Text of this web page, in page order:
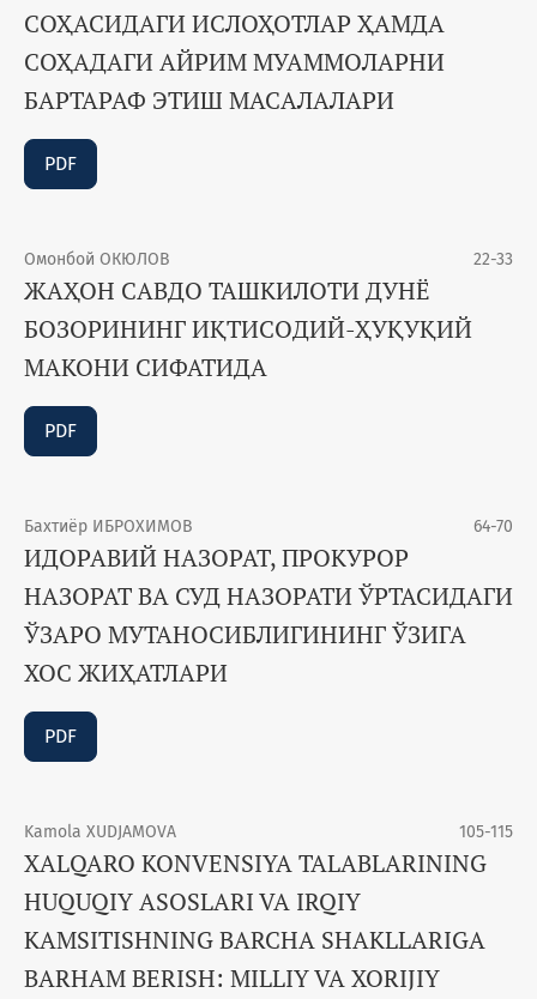
СОҲАСИДАГИ ИСЛОҲОТЛАР ҲАМДА
СОҲАДАГИ АЙРИМ МУАММОЛАРНИ
БАРТАРАФ ЭТИШ МАСАЛАЛАРИ
PDF
Омонбой ОКЮЛОВ 22-33
ЖАҲОН САВДО ТАШКИЛОТИ ДУНЁ
БОЗОРИНИНГ ИҚТИСОДИЙ-ҲУҚУҚИЙ
МАКОНИ СИФАТИДА
PDF
Бахтиёр ИБРОХИМОВ 64-70
ИДОРАВИЙ НАЗОРАТ, ПРОКУРОР
НАЗОРАТ ВА СУД НАЗОРАТИ ЎРТАСИДАГИ
ЎЗАРО МУТАНОСИБЛИГИНИНГ ЎЗИГА
ХОС ЖИҲАТЛАРИ
PDF
Kamola XUDJAMOVA 105-115
XALQARO KONVENSIYA TALABLARINING
HUQUQIY ASOSLARI VA IRQIY
KAMSITISHNING BARCHA SHAKLLARIGA
BARHAM BERISH: MILLIY VA XORIJIY